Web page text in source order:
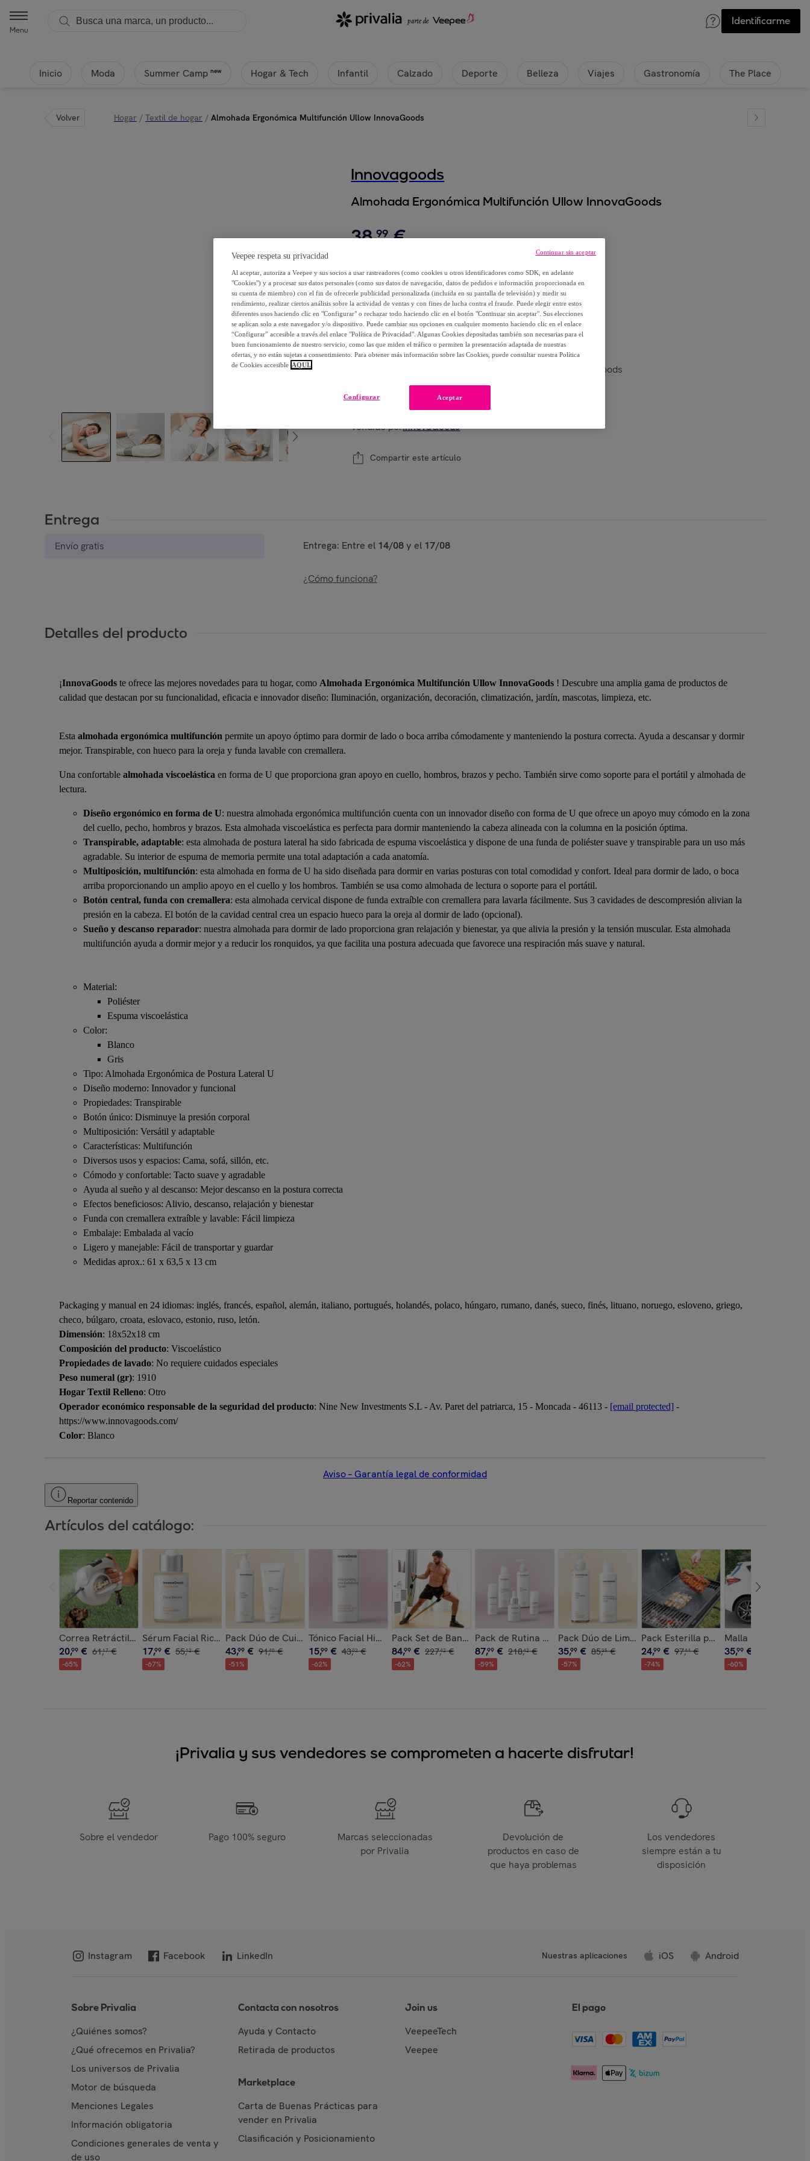
Menu
Identificarme
Inicio Moda Summer Camp new Hogar & Tech Infantil Calzado Deporte Belleza Viajes Gastronomía The Place
Volver Hogar / Textil de hogar / Almohada Ergonómica Multifunción Ullow InnovaGoods
Innovagoods
Almohada Ergonómica Multifunción Ullow InnovaGoods
38,99 €
-62%
Posible recogida de tu antiguo producto,ver condiciones
Almohada Ergonómica Multifunción Ullow InnovaGoods
1 Añadir a la cesta
Vendido porInnovaGoods
Compartir este artículo
Entrega
Envío gratis Entrega: Entre el 14/08y el 17/08
¿Cómo funciona?
Detalles del producto
¡InnovaGoods te ofrece las mejores novedades para tu hogar, como Almohada Ergonómica Multifunción Ullow InnovaGoods ! Descubre una amplia gama de productos de
calidad que destacan por su funcionalidad, eficacia e innovador diseño: Iluminación, organización, decoración, climatización, jardín, mascotas, limpieza, etc.
Esta almohada ergonómica multifunción permite un apoyo óptimo para dormir de lado o boca arriba cómodamente y manteniendo la postura correcta. Ayuda a descansar y dormir
mejor. Transpirable, con hueco para la oreja y funda lavable con cremallera.
Una confortable almohada viscoelástica en forma de U que proporciona gran apoyo en cuello, hombros, brazos y pecho. También sirve como soporte para el portátil y almohada de
lectura.
Diseño ergonómico en forma de U: nuestra almohada ergonómica multifunción cuenta con un innovador diseño con forma de U que ofrece un apoyo muy cómodo en la zona
del cuello, pecho, hombros y brazos. Esta almohada viscoelástica es perfecta para dormir manteniendo la cabeza alineada con la columna en la posición óptima.
Transpirable, adaptable: esta almohada de postura lateral ha sido fabricada de espuma viscoelástica y dispone de una funda de poliéster suave y transpirable para un uso más
agradable. Su interior de espuma de memoria permite una total adaptación a cada anatomía.
Multiposición, multifunción: esta almohada en forma de U ha sido diseñada para dormir en varias posturas con total comodidad y confort. Ideal para dormir de lado, o boca
arriba proporcionando un amplio apoyo en el cuello y los hombros. También se usa como almohada de lectura o soporte para el portátil.
Botón central, funda con cremallera: esta almohada cervical dispone de funda extraíble con cremallera para lavarla fácilmente. Sus 3 cavidades de descompresión alivian la
presión en la cabeza. El botón de la cavidad central crea un espacio hueco para la oreja al dormir de lado (opcional).
Sueño y descanso reparador: nuestra almohada para dormir de lado proporciona gran relajación y bienestar, ya que alivia la presión y la tensión muscular. Esta almohada
multifunción ayuda a dormir mejor y a reducir los ronquidos, ya que facilita una postura adecuada que favorece una respiración más suave y natural.
Material:
Poliéster
Espuma viscoelástica
Color:
Blanco
Gris
Tipo: Almohada Ergonómica de Postura Lateral U
Diseño moderno: Innovador y funcional
Propiedades: Transpirable
Botón único: Disminuye la presión corporal
Multiposición: Versátil y adaptable
Características: Multifunción
Diversos usos y espacios: Cama, sofá, sillón, etc.
Cómodo y confortable: Tacto suave y agradable
Ayuda al sueño y al descanso: Mejor descanso en la postura correcta
Efectos beneficiosos: Alivio, descanso, relajación y bienestar
Funda con cremallera extraíble y lavable: Fácil limpieza
Embalaje: Embalada al vacío
Ligero y manejable: Fácil de transportar y guardar
Medidas aprox.: 61 x 63,5 x 13 cm
Packaging y manual en 24 idiomas: inglés, francés, español, alemán, italiano, portugués, holandés, polaco, húngaro, rumano, danés, sueco, finés, lituano, noruego, esloveno, griego,
checo, búlgaro, croata, eslovaco, estonio, ruso, letón.
Dimensión: 18x52x18 cm
Composición del producto: Viscoelástico
Propiedades de lavado: No requiere cuidados especiales
Peso numeral (gr): 1910
Hogar Textil Relleno: Otro
Operador económico responsable de la seguridad del producto: Nine New Investments S.L - Av. Paret del patriarca, 15 - Moncada - 46113 - [email protected] -
https://www.innovagoods.com/
Color: Blanco
Aviso – Garantía legal de conformidad
Reportar contenido
Artículos del catálogo:
Correa Retráctil para Perros 6 en 1 Leashic InnovaGoods
20,99 € 61,17 €
-65%
Sérum Facial Rice Joyboost InnovaGoods 30 ml
17,99 € 55,12 €
-67%
Pack Dúo de Cuidado Corporal Rice InnovaGoods
43,99 € 91,40 €
-51%
Tónico Facial Hidratante y Exfoliante Kombucha Vibefresh InnovaGoods 150 ml
15,99 € 43,02 €
-62%
Pack Set de Bandas de Resistencia con Accesorios y Guía de Ejercicios y Máquina de
84,99 € 227,42 €
-62%
Pack de Rutina Facial Kombucha InnovaGoods
87,99 € 218,42 €
-59%
Pack Dúo de Limpieza Facial Rice InnovaGoods
35,99 € 85,35 €
-57%
Pack Esterilla para Horno y Barbacoa
24,99 € 97,44 €
-74%
Malla Parasol para
35,99 €
-60%
¡Privalia y sus vendedores se comprometen a hacerte disfrutar!
Sobre el vendedor Pago 100% seguro
Marcas seleccionadas
por Privalia
Devolución de
productos en caso de
que haya problemas
Los vendedores
siempre están a tu
disposición
Instagram Facebook LinkedIn Nuestras aplicaciones iOS Android
Sobre Privalia
¿Quiénes somos?
¿Qué ofrecemos en Privalia?
Los universos de Privalia
Motor de búsqueda
Menciones Legales
Información obligatoria
Condiciones generales de venta y
de uso
Contacta con nosotros
Ayuda y Contacto
Retirada de productos
Marketplace
Carta de Buenas Prácticas para
vender en Privalia
Clasificación y Posicionamiento
Join us
VeepeeTech
Veepee
El pago
Veepee respeta su privacidad
Al aceptar, autoriza a Veepee y sus socios a usar rastreadores (como cookies u otros identificadores como SDK, en adelante
"Cookies") y a procesar sus datos personales (como sus datos de navegación, datos de pedidos e información proporcionada en
su cuenta de miembro) con el fin de ofrecerle publicidad personalizada (incluida en su pantalla de televisión) y medir su
rendimiento, realizar ciertos análisis sobre la actividad de ventas y con fines de lucha contra el fraude. Puede elegir entre estos
diferentes usos haciendo clic en "Configurar" o rechazar todo haciendo clic en el botón "Continuar sin aceptar". Sus elecciones
se aplican solo a este navegador y/o dispositivo. Puede cambiar sus opciones en cualquier momento haciendo clic en el enlace
“Configurar” accesible a través del enlace "Política de Privacidad". Algunas Cookies depositadas también son necesarias para el
buen funcionamiento de nuestro servicio, como las que miden el tráfico o permiten la presentación adaptada de nuestras
ofertas, y no están sujetas a consentimiento. Para obtener más información sobre las Cookies, puede consultar nuestra Política
de Cookies accesible AQUÍ.
Aceptar
Configurar
Continuar sin aceptar